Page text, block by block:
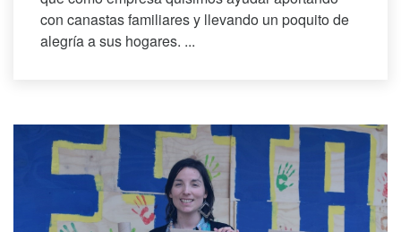
con canastas familiares y llevando un poquito de
alegría a sus hogares. ...